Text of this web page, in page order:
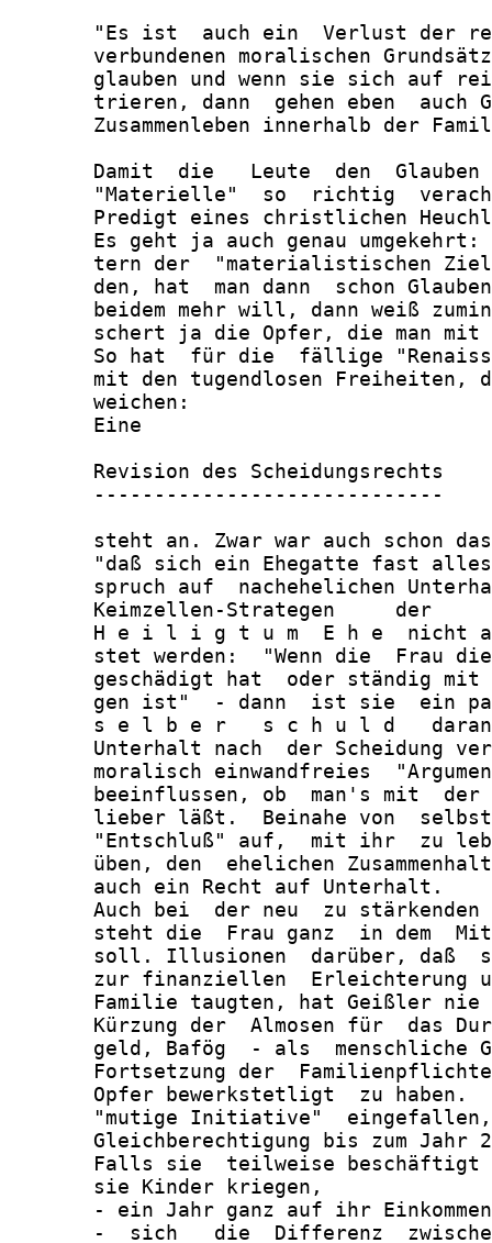
"Es ist  auch ein  Verlust der
verbundenen moralischen
glauben und wenn sie sich auf
trieren, dann  gehen eben  auch
Zusammenleben innerhalb der
Damit  die   Leute  den
"Materielle"  so  richtig
Predigt eines christlichen
Es geht ja auch genau
tern der  "materialistischen
den, hat  man dann  schon
beidem mehr will, dann weiß
schert ja die Opfer, die man
So hat  für die  fällige
mit den tugendlosen Freiheiten,
       weichen:
       Eine
       Revision des Scheidungsrechts
       -----------------------------
steht an. Zwar war auch schon
"daß sich ein Ehegatte fast
spruch auf  nachehelichen
Keimzellen-Strategen     der
H e i l i g t u m  E h e  nicht
stet werden:  "Wenn die  Frau
geschädigt hat  oder ständig
gen ist"  - dann  ist sie  ein
s e l b e r   s c h u l d
Unterhalt nach  der Scheidung
moralisch einwandfreies
beeinflussen, ob  man's mit
lieber läßt.  Beinahe von
"Entschluß" auf,  mit ihr  zu
üben, den  ehelichen
       auch ein Recht auf Unterhalt.
Auch bei  der neu  zu
steht die  Frau ganz  in dem
soll. Illusionen  darüber, daß
zur finanziellen  Erleichterung
Familie taugten, hat Geißler
Kürzung der  Almosen für  das
geld, Bafög  - als  menschliche
Fortsetzung der
Opfer bewerkstetligt  zu haben.
"mutige Initiative"
Gleichberechtigung bis zum Jahr
Falls sie  teilweise
       sie Kinder kriegen,
- ein Jahr ganz auf ihr
-  sich   die  Differenz